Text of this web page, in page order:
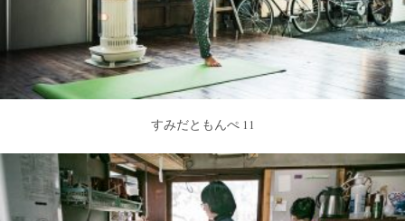
すみだともんぺ 11